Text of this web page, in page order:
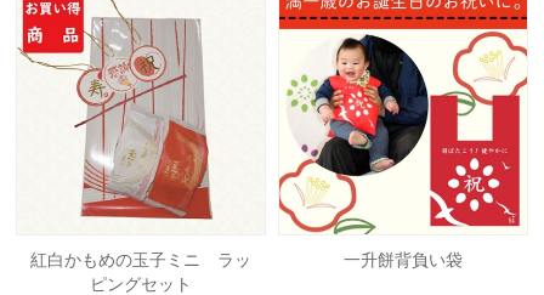
紅白かもめの玉子ミニ ラッ
ピングセット
一升餅背負い袋